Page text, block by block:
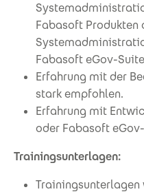
Fabasoft Produkten
Fabasoft eGov-
Erfahrung mit der
stark empfohlen.
Erfahrung mit
oder Fabasoft
Trainingsunterlagen:
Trainingsunterlagen